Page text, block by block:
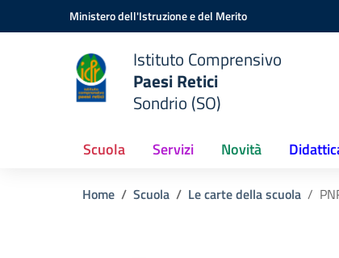
Vai ai contenuti
Vai al menu di navigazioneMinistero dell'Istruzione e del Merito
Istituto Comprensivo
Paesi Retici
Sondrio (SO)
Scuola Servizi Novità
Home Scuola Le carte della scuola